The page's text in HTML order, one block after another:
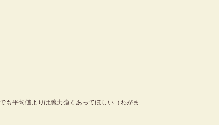
平均値よりは腕力強くあってほしい（わがま